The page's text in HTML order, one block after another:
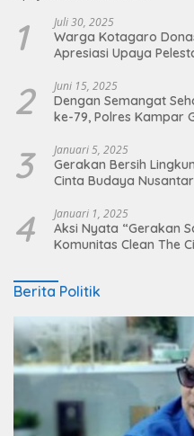
1 Juli 30, 2025
Warga Kotagaro
Apresiasi Upaya
2 Juni 15, 2025
Dengan Semangat
ke-79, Polres Kampar
3 Januari 5, 2025
Gerakan Bersih
Cinta Budaya
4 Januari 1, 2025
Aksi Nyata “Gerakan
Komunitas Clean The
Berita Politik